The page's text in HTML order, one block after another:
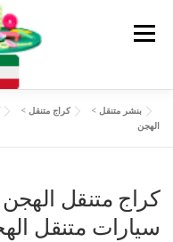
القائمة
بنشر متنقل > كراج متنقل >
الهجن
سيارات متنقل